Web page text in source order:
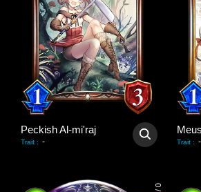
Peckish Al-mi'raj
Trait : - Trait : -
0
/